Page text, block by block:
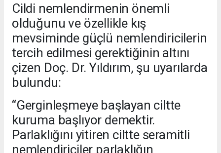
Cildi nemlendirmenin önemli
olduğunu ve özellikle kış
mevsiminde güçlü nemlendiricilerin
tercih edilmesi gerektiğinin altını
çizen Doç. Dr. Yıldırım, şu uyarılarda
bulundu:
“Gerginleşmeye başlayan ciltte
kuruma başlıyor demektir.
Parlaklığını yitiren ciltte seramitli
nemlendiriciler parlaklığın